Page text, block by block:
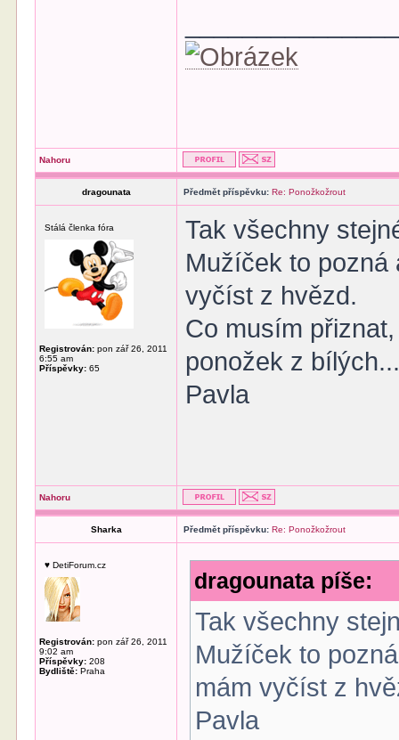
Nahoru
dragounata Předmět příspěvku: Re: Ponožkožrout
Stálá členka fóra
Registrován: pon zář 26, 2011
6:55 am
Příspěvky: 65
Tak všechny
Mužíček to pozná
vyčíst z hvězd.
Co musím
ponožek z
Pavla
Nahoru
Sharka Předmět příspěvku: Re: Ponožkožrout
♥ DetiForum.cz
Registrován: pon zář 26, 2011
9:02 am
Příspěvky: 208
Bydliště: Praha
dragounata píše:
Tak všechny
Mužíček to
mám vyčíst z
Pavla